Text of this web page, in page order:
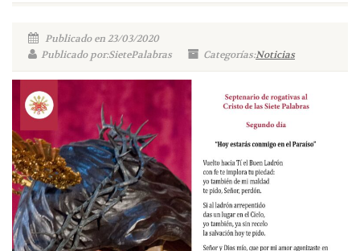
Publicado en 23/03/2020
Publicado por:SietePalabras
Categorías:Noticias